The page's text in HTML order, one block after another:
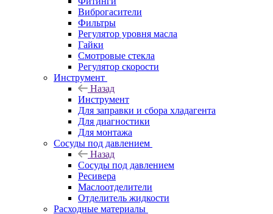
Виброгасители
Фильтры
Регулятор уровня масла
Гайки
Смотровые стекла
Регулятор скорости
Инструмент
Назад
Инструмент
Для заправки и сбора хладагента
Для диагностики
Для монтажа
Сосуды под давлением
Назад
Сосуды под давлением
Ресивера
Маслоотделители
Отделитель жидкости
Расходные материалы